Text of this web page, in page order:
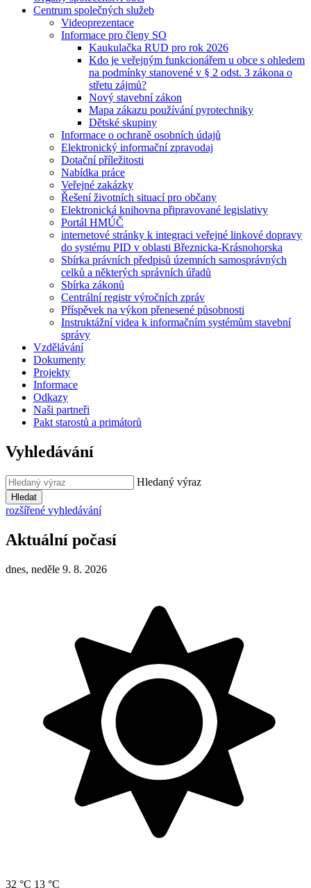
Centrum společných služeb
Videoprezentace
Informace pro členy SO
Kaukulačka RUD pro rok 2026
Kdo je veřejným funkcionářem u obce s ohledem
na podmínky stanovené v § 2 odst. 3 zákona o
střetu zájmů?
Nový stavební zákon
Mapa zákazu používání pyrotechniky
Dětské skupiny
Informace o ochraně osobních údajů
Elektronický informační zpravodaj
Dotační příležitosti
Nabídka práce
Veřejné zakázky
Řešení životních situací pro občany
Elektronická knihovna připravované legislativy
Portál HMÚČ
internetové stránky k integraci veřejné linkové dopravy
do systému PID v oblasti Březnicka-Krásnohorska
Sbírka právních předpisů územních samosprávných
celků a některých správních úřadů
Sbírka zákonů
Centrální registr výročních zpráv
Příspěvek na výkon přenesené působnosti
Instruktážní videa k informačním systémům stavební
správy
Vzdělávání
Dokumenty
Projekty
Informace
Odkazy
Naši partneři
Pakt starostů a primátorů
Vyhledávání
Hledaný výraz
Hledat
rozšířené vyhledávání
Aktuální počasí
dnes, neděle 9. 8. 2026
32 °C 13 °C